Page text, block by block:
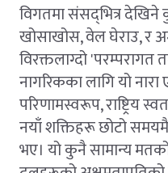
विगतमा संसद्‌भित्र देखिने
खोसाखोस, वेल घेराउ, र
विरक्तलाग्दो 'परम्परागत
नागरिकका लागि यो
परिणामस्वरूप, राष्ट्रिय
नयाँ शक्तिहरू छोटो
भए। यो कुनै सामान्य